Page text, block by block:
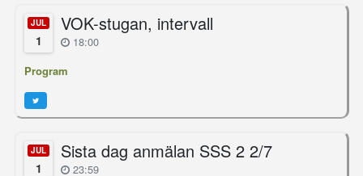
JUL
1
VOK-stugan, intervall
18:00
Program
JUL
1
Sista dag anmälan SSS 2 2/7
23:59